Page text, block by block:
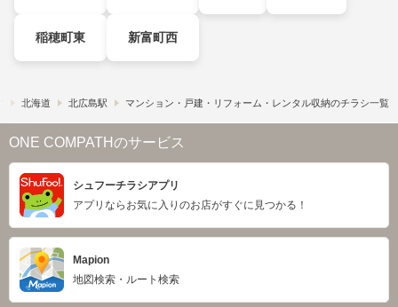
稲穂町東 新富町西
北海道 北広島駅 マンション・戸建・リフォーム・レンタル収納のチラシ一覧
ONE COMPATHのサービス
シュフーチラシアプリ
アプリならお気に入りのお店がすぐに見つかる！
Mapion
地図検索・ルート検索